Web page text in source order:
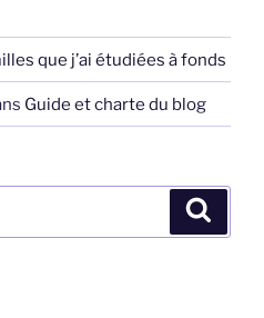
que j’ai étudiées à fonds
Guide et charte du blog